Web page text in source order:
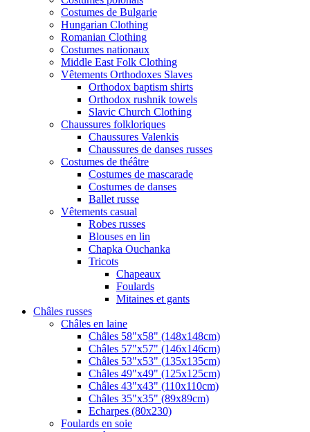
Costumes de Bulgarie
Hungarian Clothing
Romanian Clothing
Costumes nationaux
Middle East Folk Clothing
Vêtements Orthodoxes Slaves
Orthodox baptism shirts
Orthodox rushnik towels
Slavic Church Clothing
Chaussures folkloriques
Chaussures Valenkis
Chaussures de danses russes
Costumes de théâtre
Costumes de mascarade
Costumes de danses
Ballet russe
Vêtements casual
Robes russes
Blouses en lin
Chapka Ouchanka
Tricots
Chapeaux
Foulards
Mitaines et gants
Châles russes
Châles en laine
Châles 58"x58" (148x148cm)
Châles 57"x57" (146x146cm)
Châles 53"x53" (135x135cm)
Châles 49"x49" (125x125cm)
Châles 43"x43" (110x110cm)
Châles 35"x35" (89x89cm)
Echarpes (80х230)
Foulards en soie